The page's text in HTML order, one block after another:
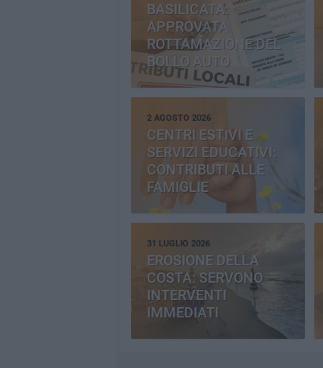
BASILICATA:
APPROVATA
ROTTAMAZIONE DEL
BOLLO AUTO
2 AGOSTO 2026
CENTRI ESTIVI E
SERVIZI EDUCATIVI:
CONTRIBUTI ALLE
FAMIGLIE
31 LUGLIO 2026
EROSIONE DELLA
COSTA: SERVONO
INTERVENTI
IMMEDIATI